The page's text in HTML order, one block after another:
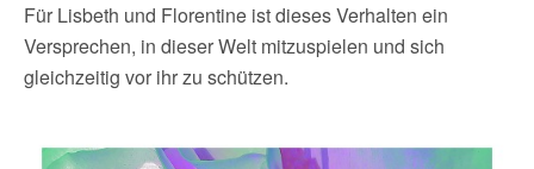
Für Lisbeth und Florentine ist dieses Verhalten ein
Versprechen, in dieser Welt mitzuspielen und sich
gleichzeitig vor ihr zu schützen.